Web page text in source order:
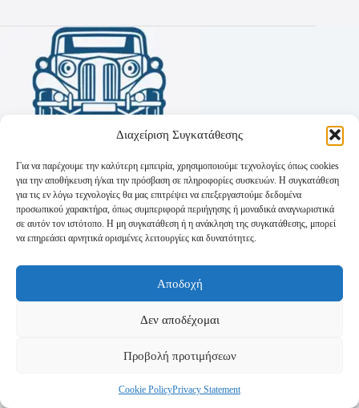
Διαχείριση Συγκατάθεσης
Για να παρέχουμε την καλύτερη εμπειρία, χρησιμοποιούμε τεχνολογίες όπως cookies
για την αποθήκευση ή/και την πρόσβαση σε πληροφορίες συσκευών. Η συγκατάθεση
για τις εν λόγω τεχνολογίες θα μας επιτρέψει να επεξεργαστούμε δεδομένα
προσωπικού χαρακτήρα, όπως συμπεριφορά περιήγησης ή μοναδικά αναγνωριστικά
σε αυτόν τον ιστότοπο. Η μη συγκατάθεση ή η ανάκληση της συγκατάθεσης, μπορεί
να επηρεάσει αρνητικά ορισμένες λειτουργίες και δυνατότητες.
Αποδοχή
Δεν αποδέχομαι
Προβολή προτιμήσεων
Cookie PolicyPrivacy Statement
Πολιτική Απορρήτου
Τρόποι Αποστολής
Τρόποι Πληρωμής